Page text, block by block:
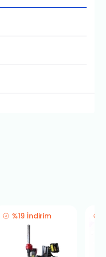
%19 İndirim